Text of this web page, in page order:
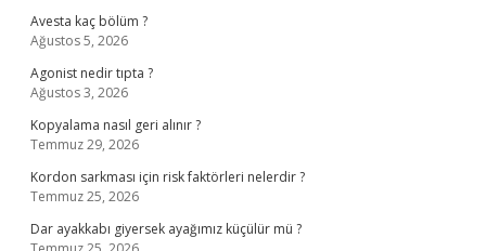
Avesta kaç bölüm ?
Ağustos 5, 2026
Agonist nedir tıpta ?
Ağustos 3, 2026
Kopyalama nasıl geri alınır ?
Temmuz 29, 2026
Kordon sarkması için risk faktörleri nelerdir ?
Temmuz 25, 2026
Dar ayakkabı giyersek ayağımız küçülür mü ?